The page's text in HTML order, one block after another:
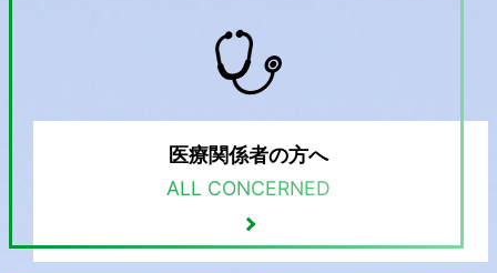
医療関係者の方へ
ALL CONCERNED